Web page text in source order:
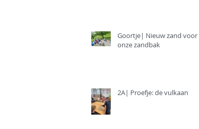
Goortje| Nieuw zand voor
onze zandbak
2A| Proefje: de vulkaan